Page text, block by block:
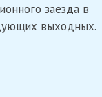
заезда в
выходных.